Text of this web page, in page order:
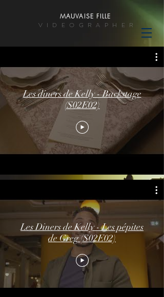
MAUVAISE FILLE
VIDEOGRAPHER
Les diners de Kelly - Backstage
(S02E02)
Les Diners de Kelly - Les pépites
de Greg (S02E02)